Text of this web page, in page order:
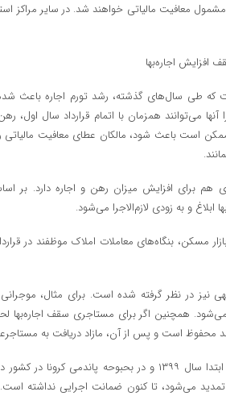
سه ساله تا ۱۰۰ درصد مشمول معافیت مالیاتی خواهند شد. در سایر
افزایش اجاره‌بها
طی سال‌های گذشته، رشد تورم اجاره باعث
می‌توانند همزمان با اتمام قرارداد سال اول،
است باعث شود، مالکان عطای معافیت مالیاتی
هم برای افزایش میزان رهن و اجاره دارد. بر
و به زودی لازم‌الاجرا می‌شود.
بازار مسکن، بنگاه‌های معاملات املاک موظفند در
نیز در نظر گرفته شده است. برای مثال، موجرانی
همچنین اگر برای مستاجری سقف اجاره‌بها
محفوظ است و پس از آن، مازاد دریافت به
قانون تعیین سقف اجاره‌بها در ابتدا سال ۱۳۹۹ و در
می‌شود، تا کنون ضمانت اجرایی نداشته است.